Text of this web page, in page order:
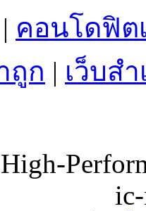
| คอนโดฟิต
ถูก | เว็บส